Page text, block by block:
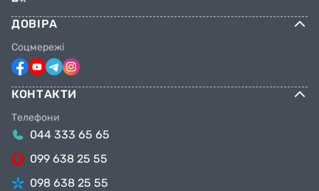
ДОВІРА
Соцмережі
КОНТАКТИ
Телефони
044 333 65 65
099 638 25 55
098 638 25 55